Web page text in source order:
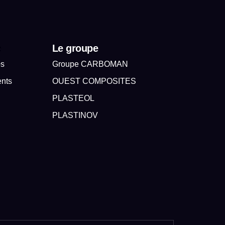
Le groupe
Groupe CARBOMAN
OUEST COMPOSITES
PLASTEOL
PLASTINOV